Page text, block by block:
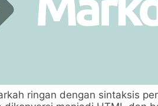
ringan dengan sintaksis